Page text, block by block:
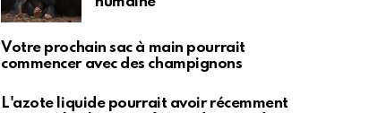
Votre prochain sac à main pourrait
commencer avec des champignons
L'azote liquide pourrait avoir récemment